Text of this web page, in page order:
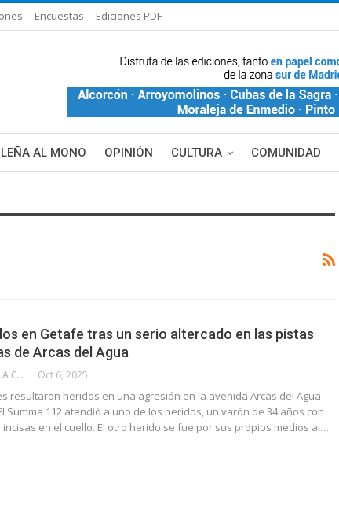
Encuestas Ediciones PDF
LEÑA AL MONO OPINIÓN CULTURA COMUNIDAD
en Getafe tras un serio altercado en las pistas
de Arcas del Agua
AL CABO DE LA CALLE Oct 6, 2025
resultaron heridos en una agresión en la avenida Arcas del Agua
Summa 112 atendió a uno de los heridos, un varón de 34 años con
en el cuello. El otro herido se fue por sus propios medios al…